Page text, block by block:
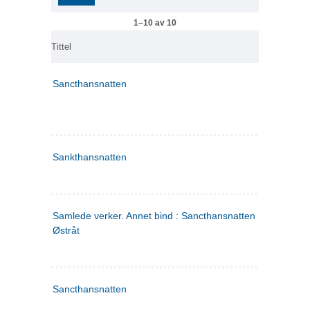
1–10 av 10
Tittel
Sancthansnatten
Sankthansnatten
Samlede verker. Annet bind : Sancthansnatten ; Fru Inger
Østråt
Sancthansnatten